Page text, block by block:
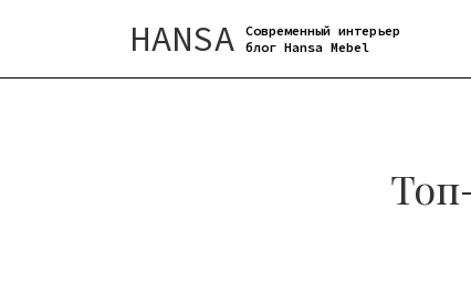
HANSA
Современный интерьер
блог Hansa Mebel